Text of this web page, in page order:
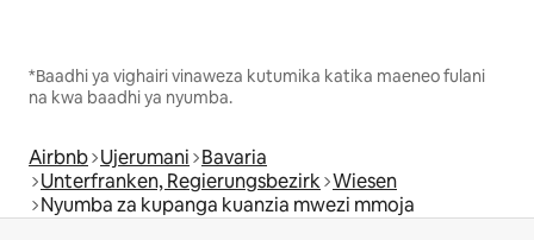
*Baadhi ya vighairi vinaweza kutumika katika maeneo fulani
na kwa baadhi ya nyumba.
Airbnb Ujerumani Bavaria
Unterfranken, Regierungsbezirk Wiesen
Nyumba za kupanga kuanzia mwezi mmoja